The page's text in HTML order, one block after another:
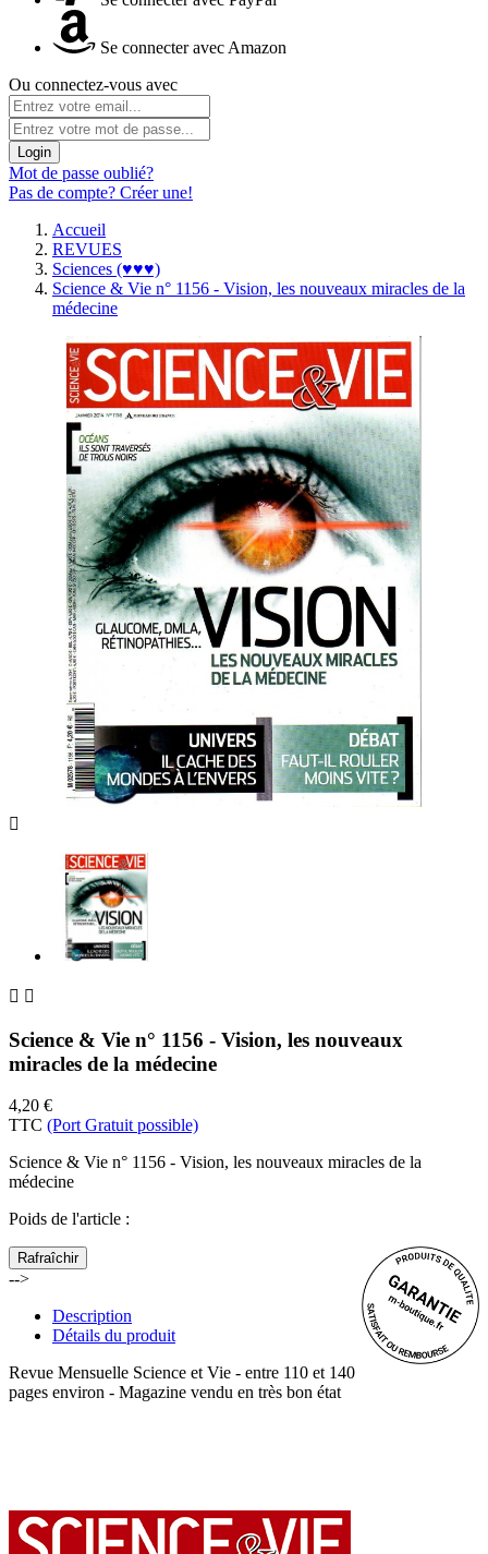
Se connecter avec Amazon
Ou connectez-vous avec
Login
Mot de passe oublié?
Pas de compte? Créer une!
Accueil
REVUES
Sciences (♥♥♥)
Science & Vie n° 1156 - Vision, les nouveaux miracles de la
médecine

 
Science & Vie n° 1156 - Vision, les nouveaux
miracles de la médecine
4,20 €
TTC (Port Gratuit possible)
Science & Vie n° 1156 - Vision, les nouveaux miracles de la
médecine
Poids de l'article :
-->
Description
Détails du produit
Revue Mensuelle Science et Vie - entre 110 et 140
pages environ - Magazine vendu en très bon état